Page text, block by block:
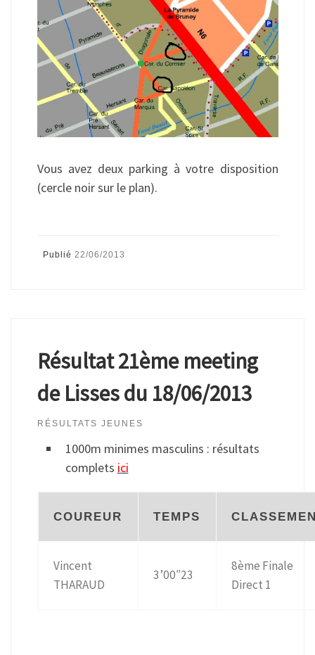
Vous avez deux parking à votre disposition
(cercle noir sur le plan).
Publié 22/06/2013
Résultat 21ème meeting
de Lisses du 18/06/2013
RÉSULTATS JEUNES
1000m minimes masculins : résultats
complets ici
COUREUR TEMPS
Vincent
THARAUD
3’00″23
8ème Finale
Direct 1